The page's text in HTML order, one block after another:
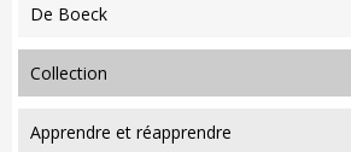
De Boeck
collection
Apprendre et réapprendre